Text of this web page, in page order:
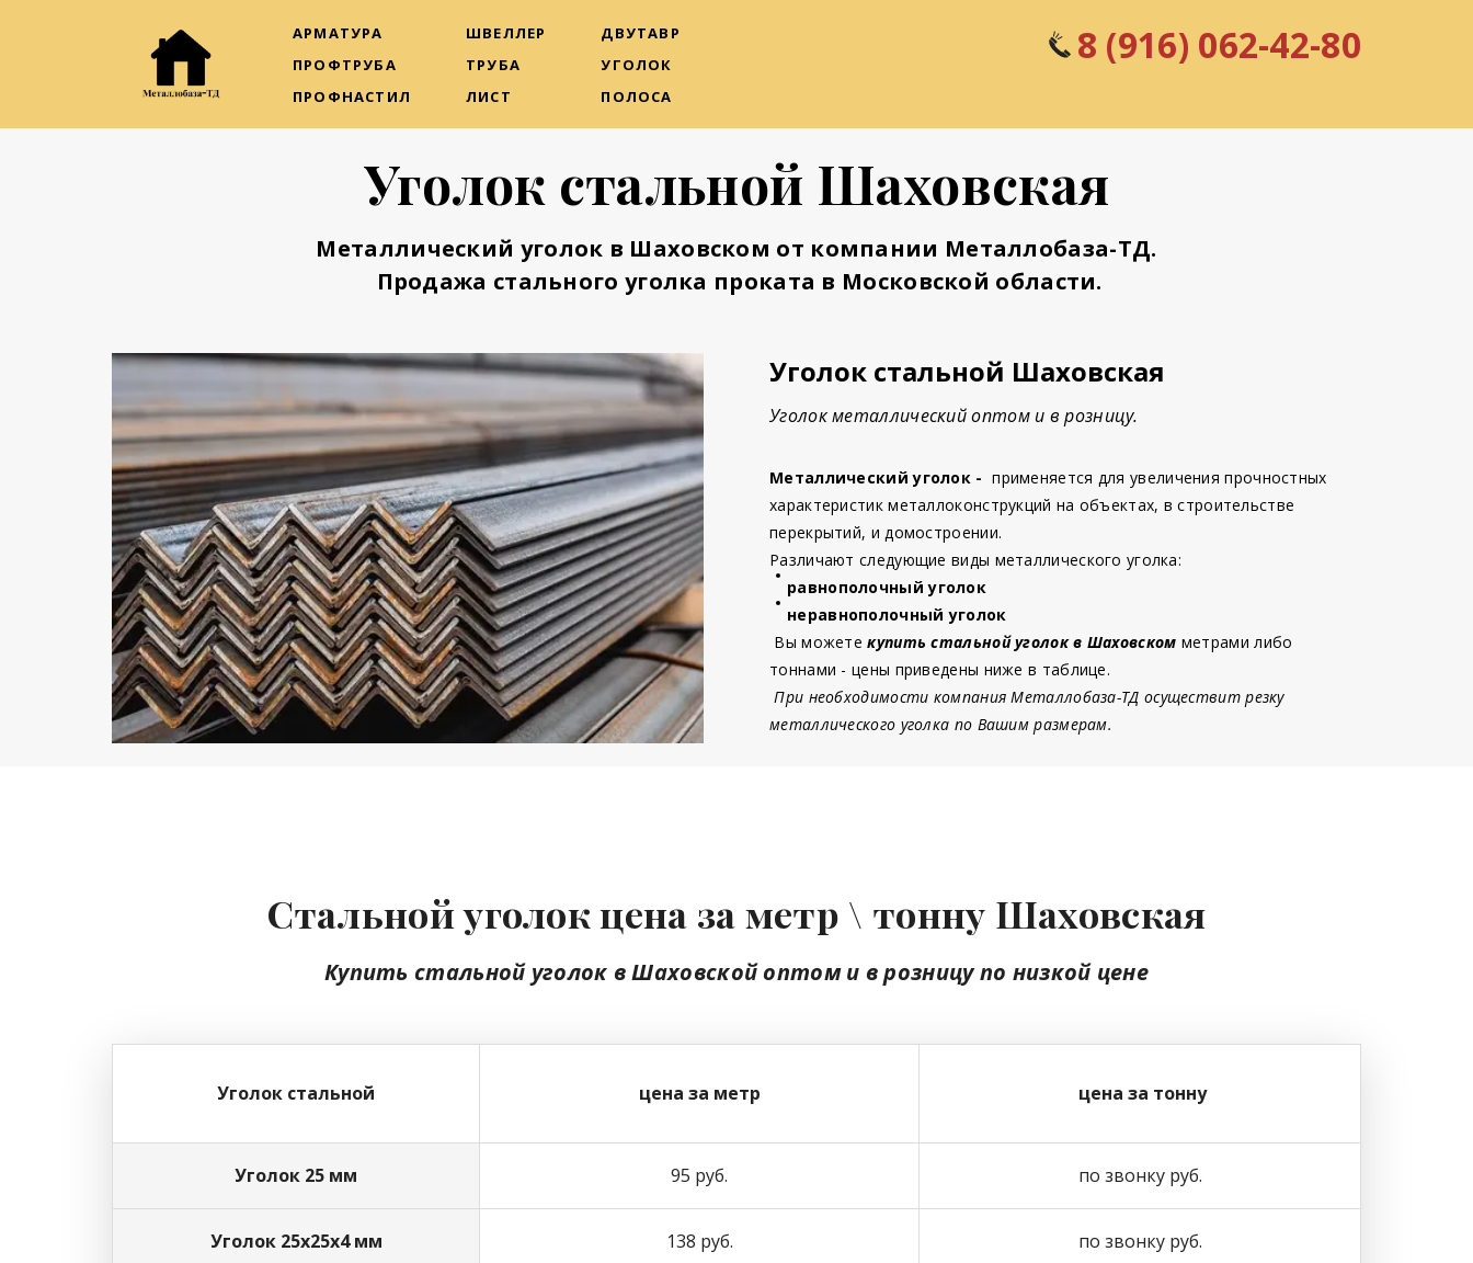
АРМАТУРА
ПРОФТРУБА
ПРОФНАСТИЛ
ШВЕЛЛЕР
ТРУБА
ЛИСТ
ДВУТАВР
УГОЛОК
ПОЛОСА
8 (916) 062-42-80
Уголок стальной Шаховская
Металлический уголок в Шаховском от компании Металлобаза-ТД.
Продажа стального уголка проката в Московской области.
Уголок стальной Шаховская
Уголок металлический оптом и в розницу.
Металлический уголок - применяется для увеличения прочностных
характеристик металлоконструкций на объектах, в строительстве
перекрытий, и домостроении.
Различают следующие виды металлического уголка:
равнополочный уголок
неравнополочный уголок
Вы можетекупить стальной уголок в Шаховском метрами либо
тоннами - цены приведены ниже в таблице.
При необходимости компания Металлобаза-ТД осуществит резку
металлического уголка по Вашим размерам.
Стальной уголок цена за метр \ тонну Шаховская
Купить стальной уголок в Шаховской оптом и в розницу по низкой цене
Уголок стальной цена за метр цена за тонну
Уголок 25 мм 95 руб. по звонку руб.
Уголок 25х25х4 мм 138 руб. по звонку руб.